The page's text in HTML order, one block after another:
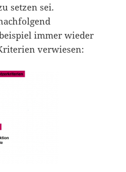
setzen sei.
immer wieder
verwiesen: